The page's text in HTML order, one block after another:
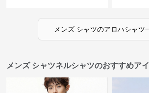
メンズ シャツのアロハシャツ
メンズ シャツネルシャツのおすすめア